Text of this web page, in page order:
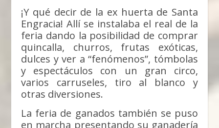
¡Y qué decir de la ex huerta de Santa
Engracia! Allí se instalaba el real de la
feria dando la posibilidad de comprar
quincalla, churros, frutas exóticas,
dulces y ver a “fenómenos”, tómbolas
y espectáculos con un gran circo,
varios carruseles, tiro al blanco y
otras diversiones.
La feria de ganados también se puso
en marcha presentando su ganadería